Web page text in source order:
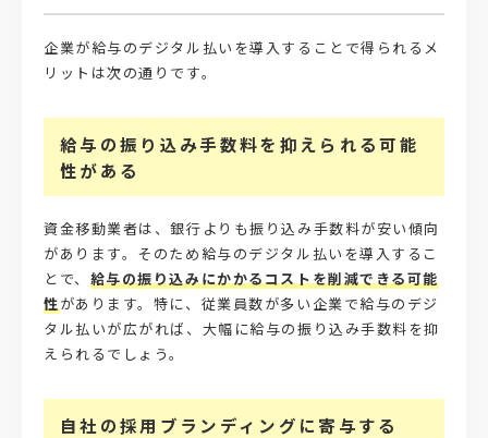
企業が給与のデジタル払いを導入することで得られるメ
リットは次の通りです。
給与の振り込み手数料を抑えられる可能
性がある
資金移動業者は、銀行よりも振り込み手数料が安い傾向
があります。そのため給与のデジタル払いを導入するこ
とで、 給与の振り込みにかかるコストを削減できる可能
性があります。特に、従業員数が多い企業で給与のデジ
タル払いが広がれば、大幅に給与の振り込み手数料を抑
えられるでしょう。
自社の採用ブランディングに寄与する